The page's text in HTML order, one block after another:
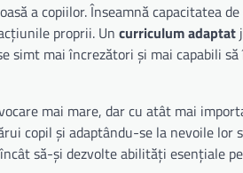
a copiilor. Înseamnă capacitatea
proprii. Un curriculum adaptat
simt mai încrezători și mai capabili
mai mare, dar cu atât mai
copil și adaptându-se la nevoile lor
să-și dezvolte abilități esențiale